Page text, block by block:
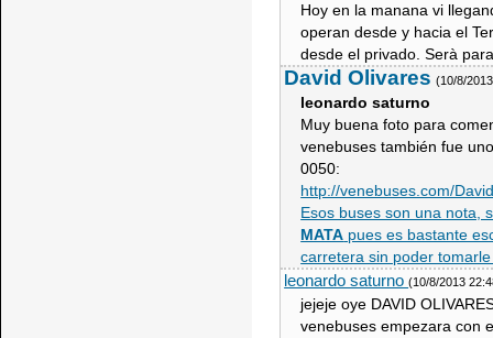
Hoy en la manana vi
operan desde y hacia el
desde el privado. Serà
David Olivares (10/8/
leonardo saturno
Muy buena foto para
venebuses también fue
0050:
http://venebuses.com/
Esos buses son una nota,
MATA pues es bastante
carretera sin poder
leonardo saturno(10/8/2013
jejeje oye DAVID
venebuses empezara con